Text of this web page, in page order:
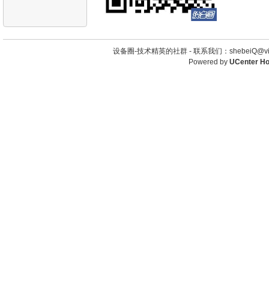
设备圈-技术精英的社群 - 联系我们：
Powered by UCenter